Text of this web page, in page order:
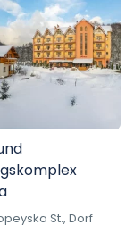
St., Dorf